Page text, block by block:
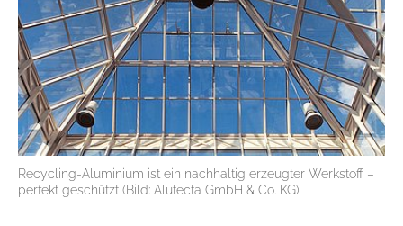
Recycling-Aluminium ist ein nachhaltig erzeugter Werkstoff –
perfekt geschützt (Bild: Alutecta GmbH & Co. KG)